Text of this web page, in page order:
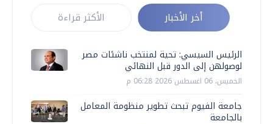
أخر الأخبار الأكثر قراءة
الرئيس السيسي: تحية لمنتخب ناشئات مصر
لوصولهن إلى الدور قبل النهائي
الخميس، 06 اغسطس 2026 06:28 م
جامعة الفيوم تبحث تطوير منظومة المعامل
بالجامعة